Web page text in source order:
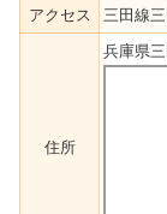
アクセス
三田線
住所
兵庫県